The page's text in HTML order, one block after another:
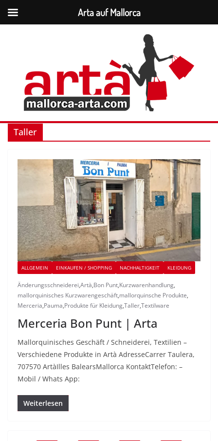
Taller
ALLGEMEIN EINKAUFEN / SHOPPING NACHHALTIGKEIT KLEIDUNG
Änderungsschneiderei,Artà,Bon Punt,Kurzwarenhandlung,
mallorquinisches Kurzwarengeschäft,mallorquinsche Produkte,
Merceria,Pauma,Produkte für Kleidung,Taller,Textilware
Merceria Bon Punt | Arta
Mallorquinisches Geschäft / Schneiderei, Textilien –
Verschiedene Produkte in Artà AdresseCarrer Taulera,
707570 ArtàIlles BalearsMallorca KontaktTelefon: –
Mobil / Whats App:
Weiterlesen
Arta auf Mallorca